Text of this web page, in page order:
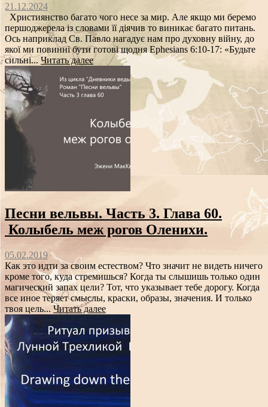
21.12.2024
Християнство багато чого несе за мир. Але якщо ми беремо
першоджерела із словами її діячив то виникає багато питань.
Ось наприклад Св. Павло нагадує нам про духовну війну, до
якої ми повинні бути готові щодня Ephesians 6:10-17: «Будьте
сильні... Читать далее
Песни вельвы. Часть 3. Глава 60.
Колыбель меж рогов Оленихи.
05.02.2019
Как это идти за своим естеством? Что значит не видеть ничего
кроме того, куда стремишься? Когда ты слышишь только один
магический запах цели? Тот, что указывает тебе дорогу. Когда
все иное теряет смыслы, краски, образы, значения. И только
твоя цель... Читать далее